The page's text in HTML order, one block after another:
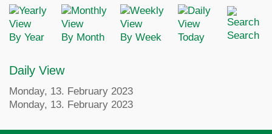
By Year By Month By Week Today Search
Daily View
Monday, 13. February 2023
Monday, 13. February 2023